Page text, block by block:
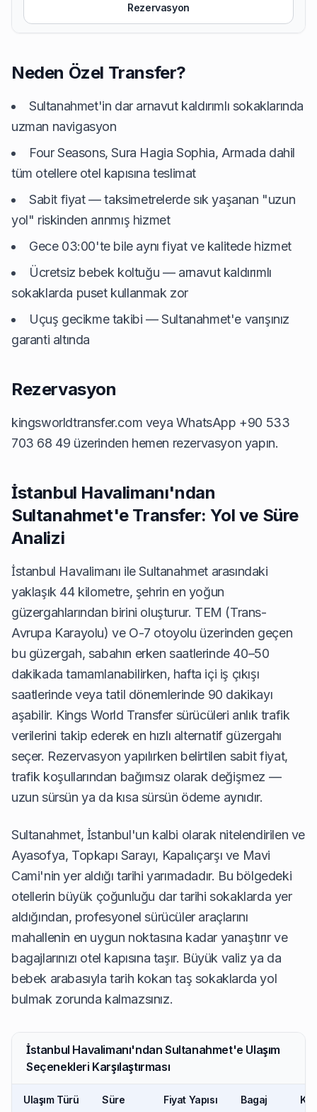
Rezervasyon
Neden Özel Transfer?
Sultanahmet'in dar arnavut kaldırımlı sokaklarında
uzman navigasyon
Four Seasons, Sura Hagia Sophia, Armada dahil
tüm otellere otel kapısına teslimat
Sabit fiyat — taksimetrelerde sık yaşanan "uzun
yol" riskinden arınmış hizmet
Gece 03:00'te bile aynı fiyat ve kalitede hizmet
Ücretsiz bebek koltuğu — arnavut kaldırımlı
sokaklarda puset kullanmak zor
Uçuş gecikme takibi — Sultanahmet'e varışınız
garanti altında
Rezervasyon
kingsworldtransfer.com veya WhatsApp +90 533
703 68 49 üzerinden hemen rezervasyon yapın.
İstanbul Havalimanı'ndan
Sultanahmet'e Transfer: Yol ve Süre
Analizi
İstanbul Havalimanı ile Sultanahmet arasındaki
yaklaşık 44 kilometre, şehrin en yoğun
güzergahlarından birini oluşturur. TEM (Trans-
Avrupa Karayolu) ve O-7 otoyolu üzerinden geçen
bu güzergah, sabahın erken saatlerinde 40–50
dakikada tamamlanabilirken, hafta içi iş çıkışı
saatlerinde veya tatil dönemlerinde 90 dakikayı
aşabilir. Kings World Transfer sürücüleri anlık trafik
verilerini takip ederek en hızlı alternatif güzergahı
seçer. Rezervasyon yapılırken belirtilen sabit fiyat,
trafik koşullarından bağımsız olarak değişmez —
uzun sürsün ya da kısa sürsün ödeme aynıdır.
Sultanahmet, İstanbul'un kalbi olarak nitelendirilen ve
Ayasofya, Topkapı Sarayı, Kapalıçarşı ve Mavi
Cami'nin yer aldığı tarihi yarımadadır. Bu bölgedeki
otellerin büyük çoğunluğu dar tarihi sokaklarda yer
aldığından, profesyonel sürücüler araçlarını
mahallenin en uygun noktasına kadar yanaştırır ve
bagajlarınızı otel kapısına taşır. Büyük valiz ya da
bebek arabasıyla tarih kokan taş sokaklarda yol
bulmak zorunda kalmazsınız.
İstanbul Havalimanı'ndan Sultanahmet'e Ulaşım
Seçenekleri Karşılaştırması
Ulaşım Türü Süre Fiyat Yapısı Bagaj